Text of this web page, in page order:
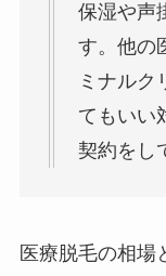
保湿や声
す。他の
ミナルク
てもいい
契約をし
医療脱毛の相場